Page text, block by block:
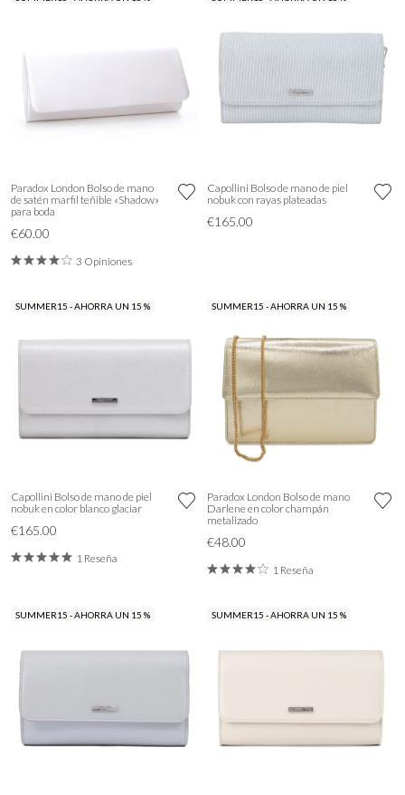
Paradox London Bolso de mano
de satén marfil teñible «Shadow»
para boda
€60.00
3 Opiniones
Capollini Bolso de mano de piel
nobuk con rayas plateadas
€165.00
SUMMER15 - AHORRA UN 15 %
Capollini Bolso de mano de piel
nobuk en color blanco glaciar
€165.00
1 Reseña
SUMMER15 - AHORRA UN 15 %
Paradox London Bolso de mano
Darlene en color champán
metalizado
€48.00
1 Reseña
SUMMER15 - AHORRA UN 15 % SUMMER15 - AHORRA UN 15 %